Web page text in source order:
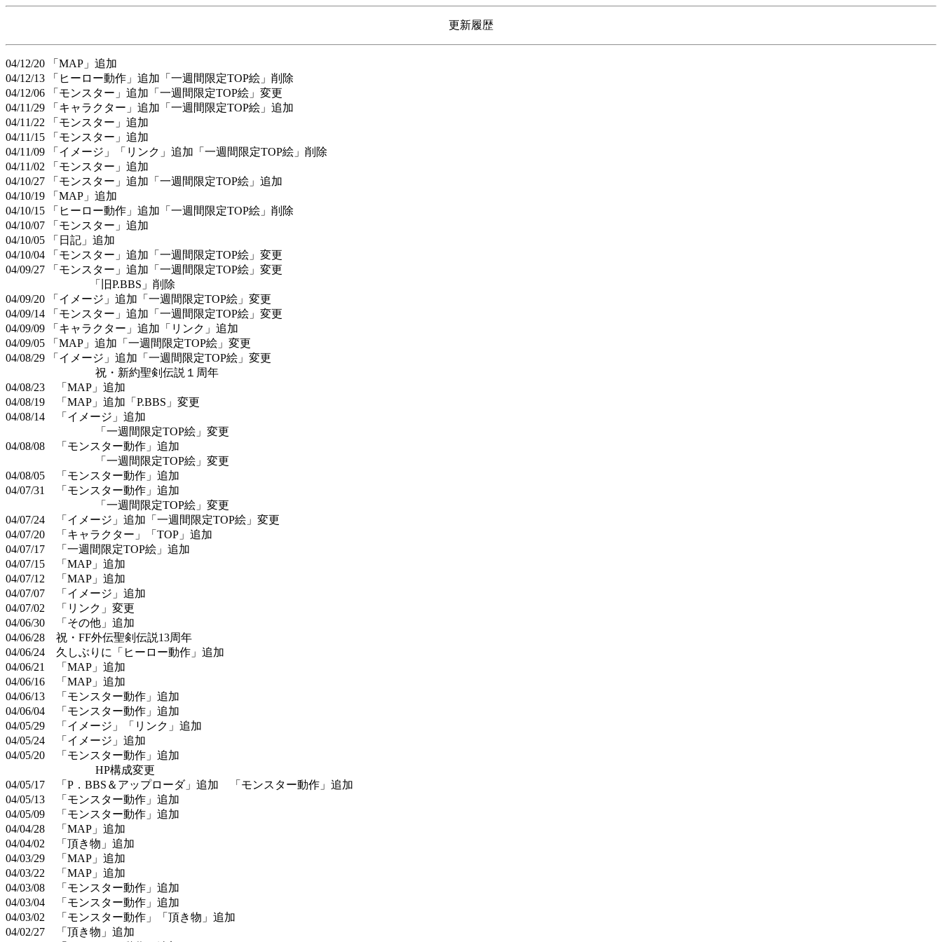
更新履歴
04/12/20 「MAP」追加
04/12/13 「ヒーロー動作」追加「一週間限定TOP絵」削除
04/12/06 「モンスター」追加「一週間限定TOP絵」変更
04/11/29 「キャラクター」追加「一週間限定TOP絵」追加
04/11/22 「モンスター」追加
04/11/15 「モンスター」追加
04/11/09 「イメージ」「リンク」追加「一週間限定TOP絵」削除
04/11/02 「モンスター」追加
04/10/27 「モンスター」追加「一週間限定TOP絵」追加
04/10/19 「MAP」追加
04/10/15 「ヒーロー動作」追加「一週間限定TOP絵」削除
04/10/07 「モンスター」追加
04/10/05 「日記」追加
04/10/04 「モンスター」追加「一週間限定TOP絵」変更
04/09/27 「モンスター」追加「一週間限定TOP絵」変更
「旧P.BBS」削除
04/09/20 「イメージ」追加「一週間限定TOP絵」変更
04/09/14 「モンスター」追加「一週間限定TOP絵」変更
04/09/09 「キャラクター」追加「リンク」追加
04/09/05 「MAP」追加「一週間限定TOP絵」変更
04/08/29 「イメージ」追加「一週間限定TOP絵」変更
祝・新約聖剣伝説１周年
04/08/23 「MAP」追加
04/08/19 「MAP」追加「P.BBS」変更
04/08/14 「イメージ」追加
「一週間限定TOP絵」変更
04/08/08 「モンスター動作」追加
「一週間限定TOP絵」変更
04/08/05 「モンスター動作」追加
04/07/31 「モンスター動作」追加
「一週間限定TOP絵」変更
04/07/24 「イメージ」追加「一週間限定TOP絵」変更
04/07/20 「キャラクター」「TOP」追加
04/07/17 「一週間限定TOP絵」追加
04/07/15 「MAP」追加
04/07/12 「MAP」追加
04/07/07 「イメージ」追加
04/07/02 「リンク」変更
04/06/30 「その他」追加
04/06/28 祝・FF外伝聖剣伝説13周年
04/06/24 久しぶりに「ヒーロー動作」追加
04/06/21 「MAP」追加
04/06/16 「MAP」追加
04/06/13 「モンスター動作」追加
04/06/04 「モンスター動作」追加
04/05/29 「イメージ」「リンク」追加
04/05/24 「イメージ」追加
04/05/20 「モンスター動作」追加
HP構成変更
04/05/17 「P．BBS＆アップローダ」追加 「モンスター動作」追加
04/05/13 「モンスター動作」追加
04/05/09 「モンスター動作」追加
04/04/28 「MAP」追加
04/04/02 「頂き物」追加
04/03/29 「MAP」追加
04/03/22 「MAP」追加
04/03/08 「モンスター動作」追加
04/03/04 「モンスター動作」追加
04/03/02 「モンスター動作」「頂き物」追加
04/02/27 「頂き物」追加